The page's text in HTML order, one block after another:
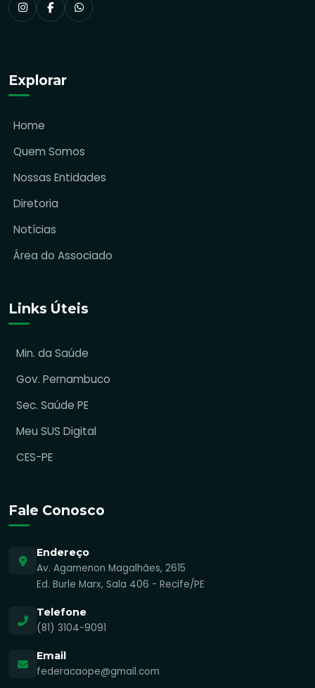
Explorar
Home
Quem Somos
Nossas Entidades
Diretoria
Notícias
Área do Associado
Links Úteis
Min. da Saúde
Gov. Pernambuco
Sec. Saúde PE
Meu SUS Digital
CES-PE
Fale Conosco
Endereço
Av. Agamenon Magalhães, 2615
Ed. Burle Marx, Sala 406 - Recife/PE
Telefone
(81) 3104-9091
Email
federacaope@gmail.com